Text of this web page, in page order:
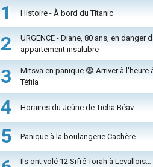
1 Histoire - À bord du Titanic
2
URGENCE - Diane, 80 ans, en danger
appartement insalubre
3
Mitsva en panique 😨 Arriver à l'heure
Téfila
4 Horaires du Jeûne de Ticha Béav
5 Panique à la boulangerie Cachère
Ils ont volé 12 Sifré Torah à